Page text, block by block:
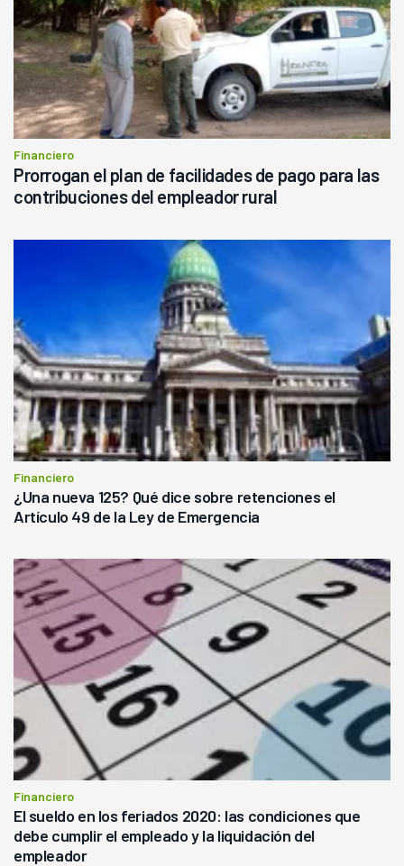
Financiero
Prorrogan el plan de facilidades de pago para las
contribuciones del empleador rural
Financiero
¿Una nueva 125? Qué dice sobre retenciones el
Artículo 49 de la Ley de Emergencia
Financiero
El sueldo en los feriados 2020: las condiciones que
debe cumplir el empleado y la liquidación del
empleador